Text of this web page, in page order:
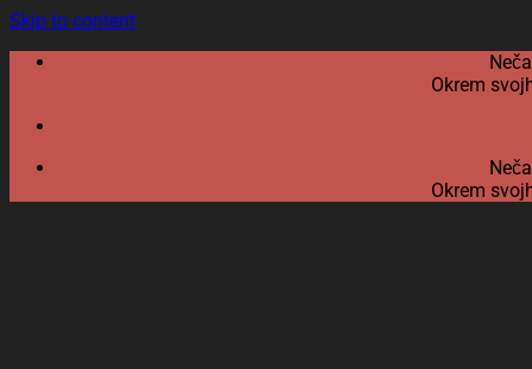
Skip to content
Okrem
Okrem